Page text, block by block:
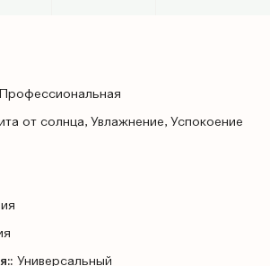
Профессиональная
от солнца, Увлажнение, Успокоение
Универсальный